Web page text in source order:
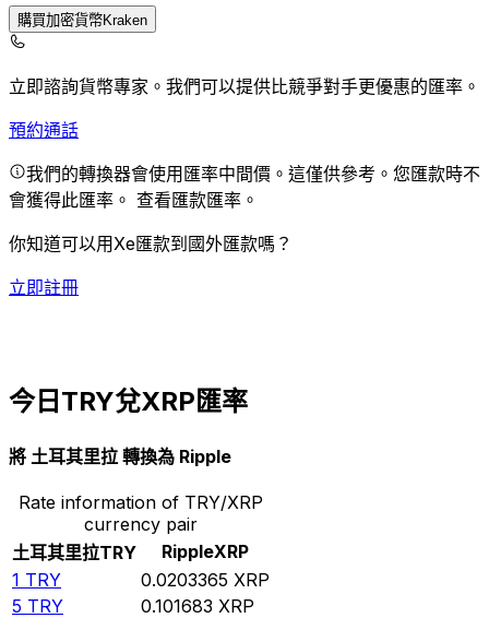
購買加密貨幣Kraken
立即諮詢貨幣專家。 我們可以提供比競爭對手更優惠的匯率。
預約通話
我們的轉換器會使用匯率中間價。這僅供參考。您匯款時不
會獲得此匯率。 查看匯款匯率。
你知道可以用Xe匯款到國外匯款嗎？
立即註冊
今日TRY兌XRP匯率
將 土耳其里拉 轉換為 Ripple
Rate information of TRY/XRP
currency pair
土耳其里拉TRY RippleXRP
1 TRY 0.0203365 XRP
5 TRY 0.101683 XRP